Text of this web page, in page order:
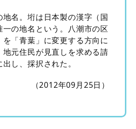
名。垳は日本製の漢字（国
の地名という。八潮市の区
「青葉」に変更する方向に
地元住民が見直しを求める請
し、採択された。
（2012年09月25日）